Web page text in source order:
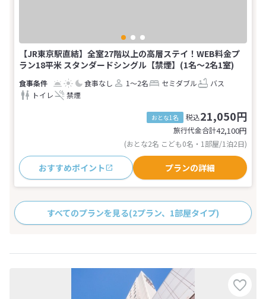
【JR東京駅直結】全室27階以上の高層ステイ！WEB料金プ
ラン18平米 スタンダードシングル【禁煙】(1名～2名1室)
食事なし 1～2名 セミダブル
バス
トイレ
禁煙
おとな1名 税込21,050円
旅行代金合計42,100円
(おとな2名 こども0名・1部屋/1泊2日)
おすすめポイント プランの詳細
すべてのプランを見る(2プラン、1部屋タイプ)